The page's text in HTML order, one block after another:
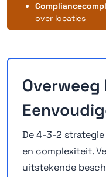
over locaties
Overweeg
De 4-3-2
en complexiteit.
uitstekende